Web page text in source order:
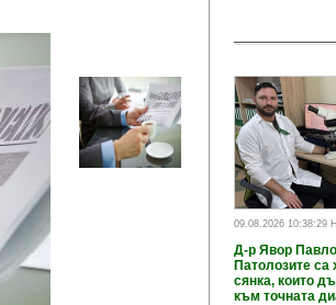
09.08.2026 10:38:29
Д-р Явор
Патолозите са
сянка, които
към точната